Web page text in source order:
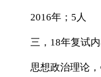
2016年；5人
三，18年复试内
思想政治理论，